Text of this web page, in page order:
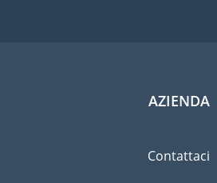
AZIENDA
Contattaci